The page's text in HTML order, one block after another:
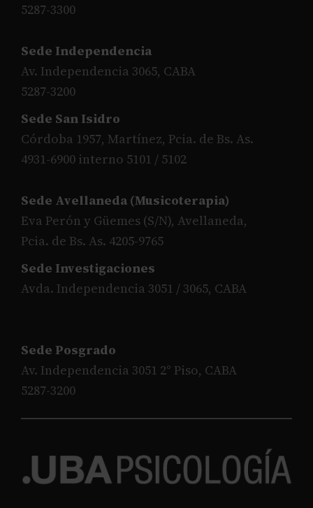
5287-3300
Sede Independencia
Av. Independencia 3065, CABA
5287-3200
Sede San Isidro
Córdoba 1957, Martínez, Pcia. de Bs. As.
4931-6900 interno 5101 / 5102
Sede Avellaneda (Musicoterapia)
Eva Perón y Güemes (S/N), Avellaneda,
Pcia. de Bs. As. 4205-9765
Sede Investigaciones
Avda. Independencia 3051 / 3065, CABA
Sede Posgrado
Av. Independencia 3051 2° Piso, CABA
5287-3200